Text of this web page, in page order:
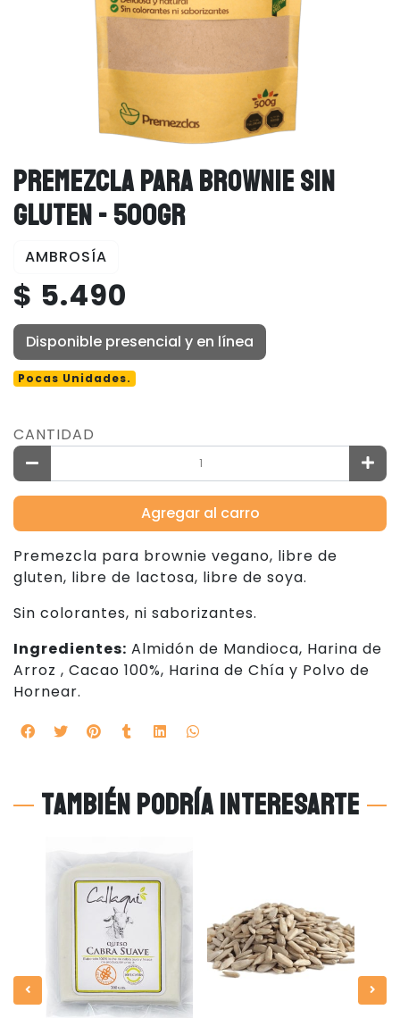
PREMEZCLA PARA BROWNIE SIN
GLUTEN - 500GR
AMBROSÍA
$ 5.490
Disponible presencial y en línea
Pocas Unidades.
CANTIDAD
Agregar al carro
Premezcla para brownie vegano, libre de
gluten, libre de lactosa, libre de soya.
Sin colorantes, ni saborizantes.
Ingredientes: Almidón de Mandioca, Harina de
Arroz , Cacao 100%, Harina de Chía y Polvo de
Hornear.
También podría interesarte